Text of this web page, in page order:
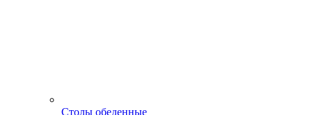
Столы обеденные